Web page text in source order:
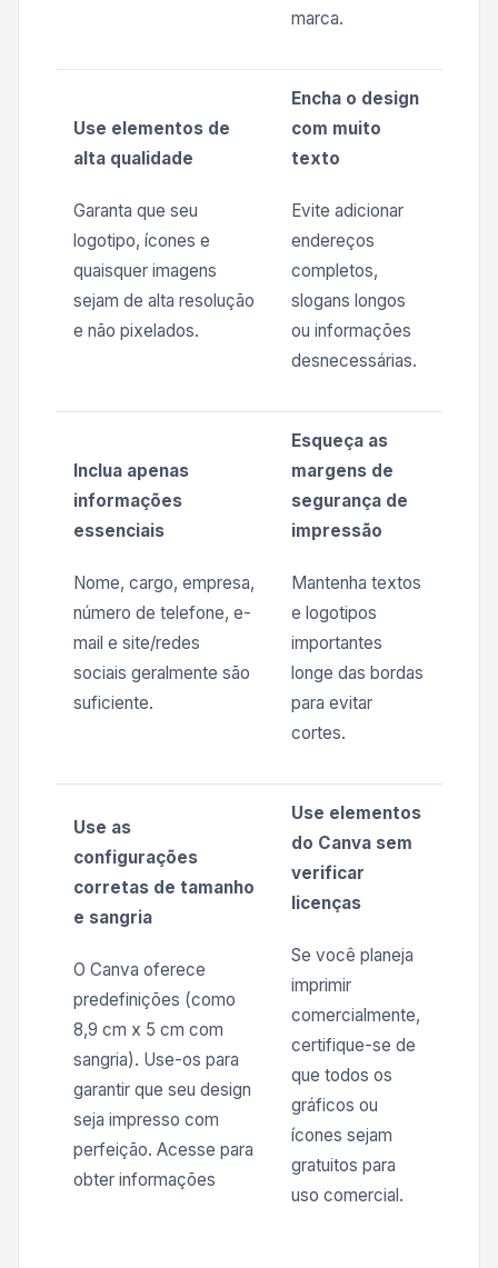
marca.
Use elementos de
alta qualidade
Garanta que seu
logotipo, ícones e
quaisquer imagens
sejam de alta resolução
e não pixelados.
Encha o design
com muito
texto
Evite adicionar
endereços
completos,
slogans longos
ou informações
desnecessárias.
Inclua apenas
informações
essenciais
Nome, cargo, empresa,
número de telefone, e-
mail e site/redes
sociais geralmente são
suficiente.
Esqueça as
margens de
segurança de
impressão
Mantenha textos
e logotipos
importantes
longe das bordas
para evitar
cortes.
Use as
configurações
corretas de tamanho
e sangria
O Canva oferece
predefinições (como
8,9 cm x 5 cm com
sangria). Use-os para
garantir que seu design
seja impresso com
perfeição. Acesse para
obter informações
Use elementos
do Canva sem
verificar
licenças
Se você planeja
imprimir
comercialmente,
certifique-se de
que todos os
gráficos ou
ícones sejam
gratuitos para
uso comercial.